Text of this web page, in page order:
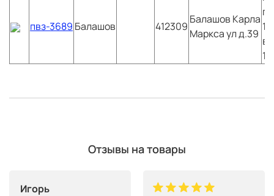
пвз-3689 Балашов 412309
Балашов Карла
Маркса ул д.39
Отзывы на товары
Игорь